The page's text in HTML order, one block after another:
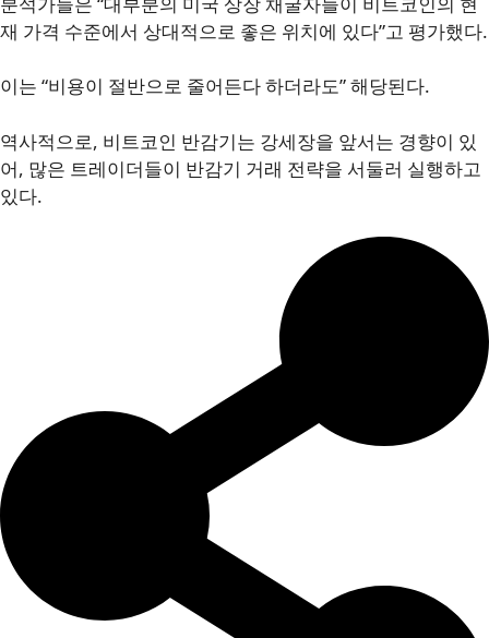
재 가격 수준에서 상대적으로 좋은 위치에 있다”고 평가했다.
이는 “비용이 절반으로 줄어든다 하더라도” 해당된다.
역사적으로, 비트코인 반감기는 강세장을 앞서는 경향이 있
어, 많은 트레이더들이 반감기 거래 전략을 서둘러 실행하고
있다.